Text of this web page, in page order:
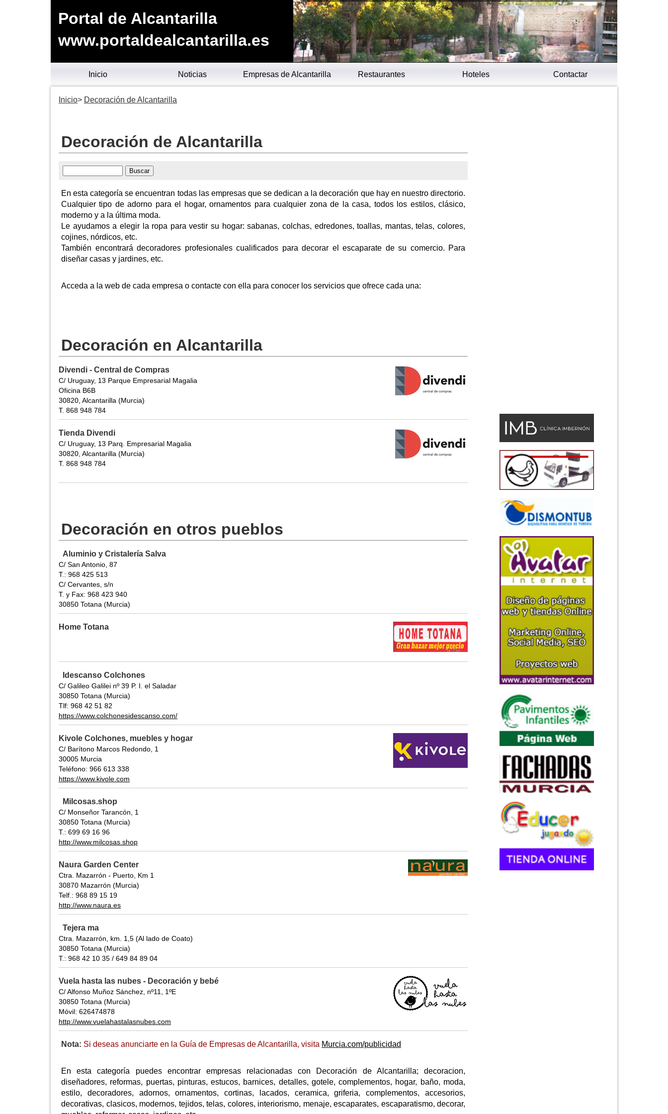
Portal de Alcantarilla
www.portaldealcantarilla.es
Inicio Noticias Empresas de Alcantarilla Restaurantes Hoteles Contactar
Inicio Decoración de Alcantarilla
Decoración de Alcantarilla
En esta categoría se encuentran todas las empresas que se dedican a la decoración que hay en nuestro directorio.
Cualquier tipo de adorno para el hogar, ornamentos para cualquier zona de la casa, todos los estilos, clásico,
moderno y a la última moda.
Le ayudamos a elegir la ropa para vestir su hogar: sabanas, colchas, edredones, toallas, mantas, telas, colores,
cojines, nórdicos, etc.
También encontrará decoradores profesionales cualificados para decorar el escaparate de su comercio. Para
diseñar casas y jardines, etc.
Acceda a la web de cada empresa o contacte con ella para conocer los servicios que ofrece cada una:
Decoración en Alcantarilla
Divendi - Central de Compras
C/ Uruguay, 13 Parque Empresarial Magalia
Oficina B6B
30820, Alcantarilla (Murcia)
T. 868 948 784
Tienda Divendi
C/ Uruguay, 13 Parq. Empresarial Magalia
30820, Alcantarilla (Murcia)
T. 868 948 784
Decoración en otros pueblos
Aluminio y Cristalería Salva
C/ San Antonio, 87
T.: 968 425 513
C/ Cervantes, s/n
T. y Fax: 968 423 940
30850 Totana (Murcia)
Home Totana
Idescanso Colchones
C/ Galileo Galilei nº 39 P. I. el Saladar
30850 Totana (Murcia)
Tlf: 968 42 51 82
https://www.colchonesidescanso.com/
Kivole Colchones, muebles y hogar
C/ Barítono Marcos Redondo, 1
30005 Murcia
Teléfono: 966 613 338
https://www.kivole.com
Milcosas.shop
C/ Monseñor Tarancón, 1
30850 Totana (Murcia)
T.: 699 69 16 96
http://www.milcosas.shop
Naura Garden Center
Ctra. Mazarrón - Puerto, Km 1
30870 Mazarrón (Murcia)
Telf.: 968 89 15 19
http://www.naura.es
Tejera ma
Ctra. Mazarrón, km. 1,5 (Al lado de Coato)
30850 Totana (Murcia)
T.: 968 42 10 35 / 649 84 89 04
Vuela hasta las nubes - Decoración y bebé
C/ Alfonso Muñoz Sánchez, nº11, 1ºE
30850 Totana (Murcia)
Móvil: 626474878
http://www.vuelahastalasnubes.com
Nota: Si deseas anunciarte en la Guía de Empresas de Alcantarilla, visita Murcia.com/publicidad
En esta categoría puedes encontrar empresas relacionadas con Decoración de Alcantarilla; decoracion,
diseñadores, reformas, puertas, pinturas, estucos, barnices, detalles, gotele, complementos, hogar, baño, moda,
estilo, decoradores, adornos, ornamentos, cortinas, lacados, ceramica, griferia, complementos, accesorios,
decorativas, clasicos, modernos, tejidos, telas, colores, interiorismo, menaje, escaparates, escaparatismo, decorar,